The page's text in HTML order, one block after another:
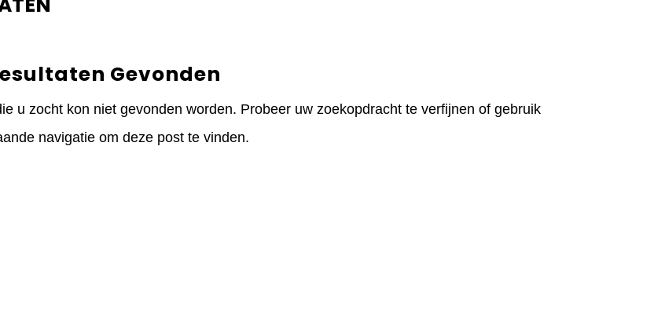
Gevonden
u zocht kon niet gevonden worden. Probeer uw zoekopdracht te verfijnen of gebruik
navigatie om deze post te vinden.